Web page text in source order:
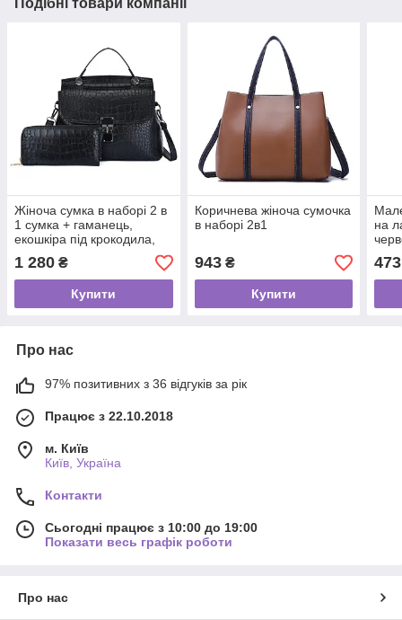
Жіноча сумка в наборі 2 в
1 сумка + гаманець,
екошкіра під крокодила,
чорний
1 280 ₴
Купити
Коричнева жіноча сумочка
в наборі 2в1
943₴
Купити
на
473
Про нас
97% позитивних з 36 відгуків за рік
Працює з 22.10.2018
м. Київ
Київ, Україна
Контакти
Сьогодні працює з 10:00 до 19:00
Показати весь графік роботи
Про нас